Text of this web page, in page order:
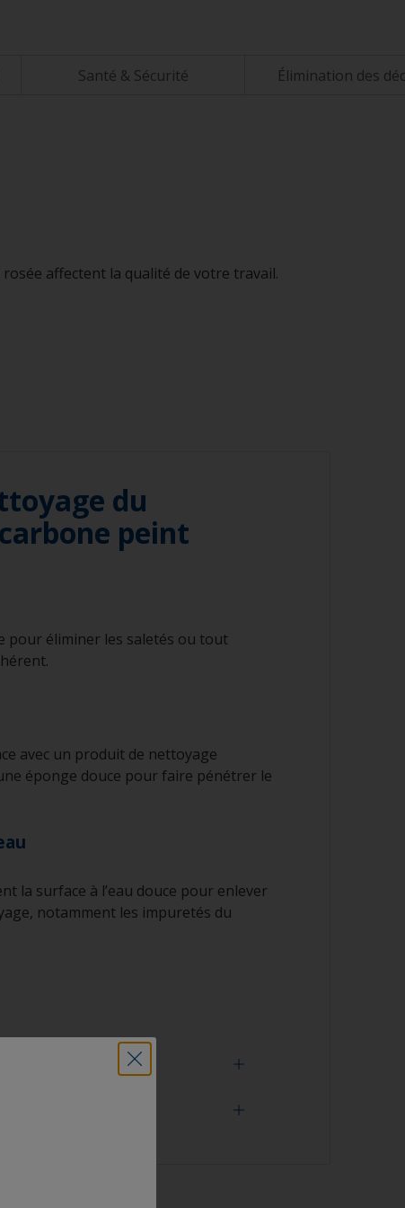
Santé & Sécurité Élimination des
affectent la qualité de votre travail.
du
peint
pour éliminer les saletés ou tout
avec un produit de nettoyage
éponge douce pour faire pénétrer le
la surface à l’eau douce pour enlever
notamment les impuretés du
est correctement dégraissée, l’eau
que la coque n’est pas